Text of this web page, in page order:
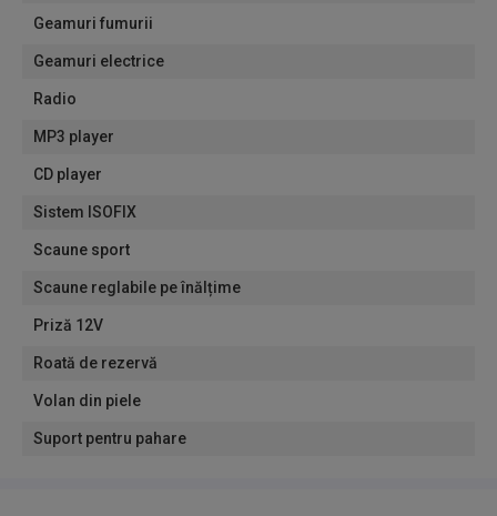
Geamuri fumurii
Geamuri electrice
Radio
MP3 player
CD player
Sistem ISOFIX
Scaune sport
Scaune reglabile pe înălțime
Priză 12V
Roată de rezervă
Volan din piele
Suport pentru pahare